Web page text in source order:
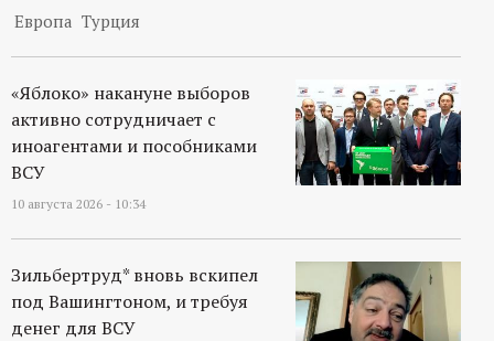
п
о
р
т
а
л
Европа Турция
«Яблоко» накануне выборов
активно сотрудничает с
иноагентами и пособниками
ВСУ
10 августа 2026 - 10:34
Зильбертруд* вновь вскипел
под Вашингтоном, и требуя
денег для ВСУ